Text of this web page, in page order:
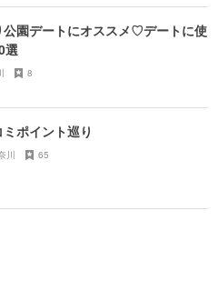
公園デートにオススメ♡デートに使
選
8
ポイント巡り
川 65